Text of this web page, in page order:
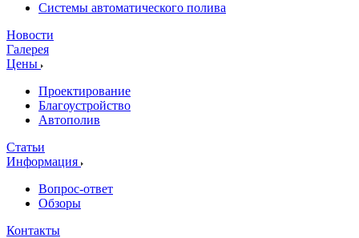
Системы автоматического полива
Новости
Галерея
Цены
Проектирование
Благоустройство
Автополив
Статьи
Информация
Вопрос-ответ
Обзоры
Контакты